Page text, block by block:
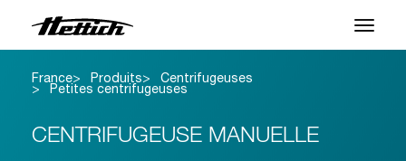
Produits
Applications
France Produits Centrifugeuses
Petites centrifugeuses
CENTRIFUGEUSE MANUELLE